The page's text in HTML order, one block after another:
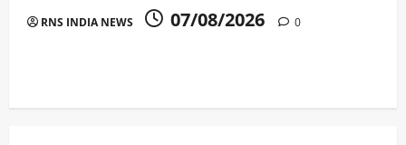
RNS INDIA NEWS 07/08/2026 0